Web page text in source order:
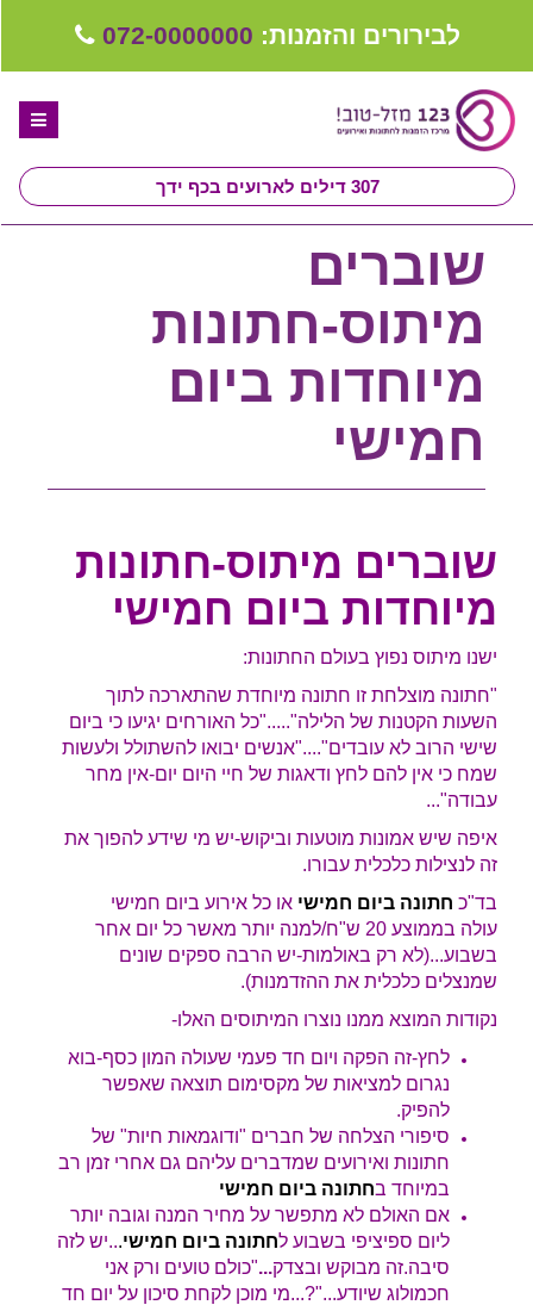
לבירורים והזמנות: 072-0000000
307 דילים לארועים בכף ידך
ספקים לחתונה מומלצים
קבלו ייעוץ בחינם
טיפים לארגון ותכנון חתונה
קבוצת וואטסאפ-ספקים עונים LIVE
שירות אישי בקליק
שוברים
מיתוס-חתונות
מיוחדות ביום
חמישי
שוברים מיתוס-חתונות
מיוחדות ביום חמישי
ישנו מיתוס נפוץ בעולם החתונות:
"חתונה מוצלחת זו חתונה מיוחדת שהתארכה לתוך
השעות הקטנות של הלילה"....."כל האורחים יגיעו כי ביום
שישי הרוב לא עובדים"...."אנשים יבואו להשתולל ולעשות
שמח כי אין להם לחץ ודאגות של חיי היום יום-אין מחר
עבודה"...
איפה שיש אמונות מוטעות וביקוש-יש מי שידע להפוך את
זה לנצילות כלכלית עבורו.
בד"כ חתונה ביום חמישי או כל אירוע ביום חמישי
עולה בממוצע 20 ש"ח/למנה יותר מאשר כל יום אחר
בשבוע...(לא רק באולמות-יש הרבה ספקים שונים
שמנצלים כלכלית את ההזדמנות).
נקודות המוצא ממנו נוצרו המיתוסים האלו-
לחץ-זה הפקה ויום חד פעמי שעולה המון כסף-בוא
נגרום למציאות של מקסימום תוצאה שאפשר
להפיק.
סיפורי הצלחה של חברים "ודוגמאות חיות" של
חתונות ואירועים שמדברים עליהם גם אחרי זמן רב
במיוחד בחתונה ביום חמישי
אם האולם לא מתפשר על מחיר המנה וגובה יותר
ליום ספיציפי בשבוע לחתונה ביום חמישי...יש לזה
סיבה.זה מבוקש ובצדק..."כולם טועים ורק אני
חכמולוג שיודע..."?...מי מוכן לקחת סיכון על יום חד